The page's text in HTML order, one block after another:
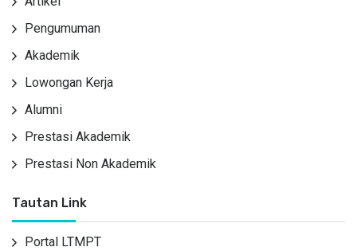
Pengumuman
Akademik
Lowongan Kerja
Alumni
Prestasi Akademik
Prestasi Non Akademik
Tautan Link
Portal LTMPT